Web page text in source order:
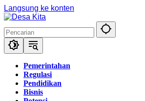
Langsung ke konten
Pemerintahan
Regulasi
Pendidikan
Bisnis